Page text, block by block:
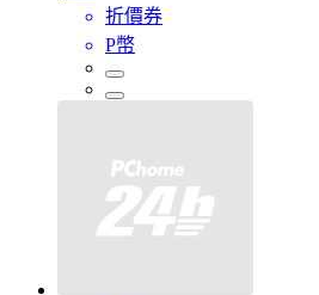
折價券
P幣